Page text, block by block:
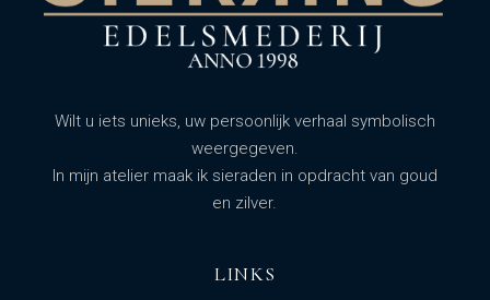
Wilt u iets unieks, uw persoonlijk verhaal symbolisch
weergegeven.
In mijn atelier maak ik sieraden in opdracht van goud
en zilver.
LINKS